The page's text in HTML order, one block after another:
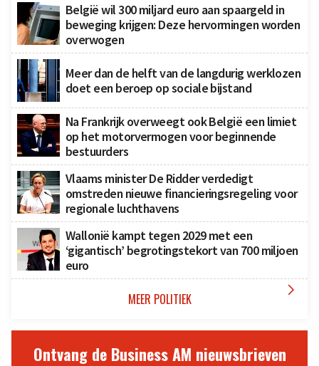
België wil 300 miljard euro aan spaargeld in
beweging krijgen: Deze hervormingen worden
overwogen
Meer dan de helft van de langdurig werklozen
doet een beroep op sociale bijstand
Na Frankrijk overweegt ook België een limiet
op het motorvermogen voor beginnende
bestuurders
Vlaams minister De Ridder verdedigt
omstreden nieuwe financieringsregeling voor
regionale luchthavens
Wallonië kampt tegen 2029 met een
‘gigantisch’ begrotingstekort van 700 miljoen
euro
MEER POLITIEK 
Ontvang de Business AM nieuwsbrieven